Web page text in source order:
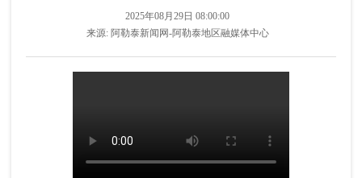
2025年08月29日 08:00:00
来源: 阿勒泰新闻网-阿勒泰地区融媒体中心